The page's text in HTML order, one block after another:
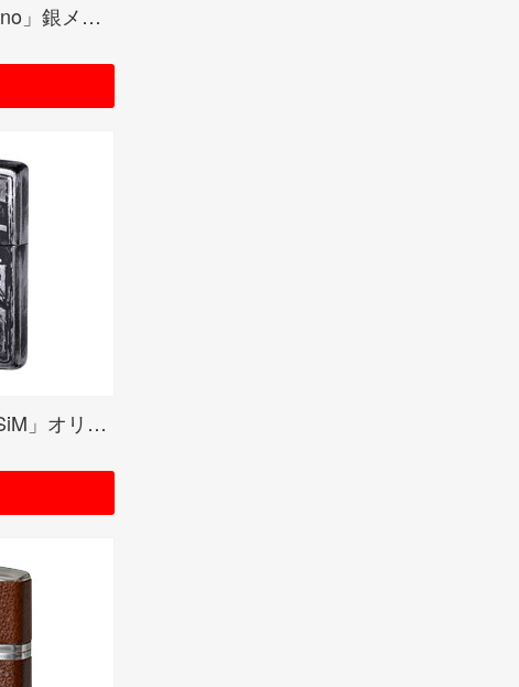
光宗薫デザイン「ikimono」銀メッキユーズド仕上げ シリアルナンバー入り受注限定品
レゲエパンクバンド「SiM」オリジナル 【EROS】 シルバープレート